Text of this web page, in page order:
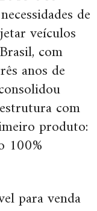
de
veículos
com
anos de
com
produto:
100%
para venda